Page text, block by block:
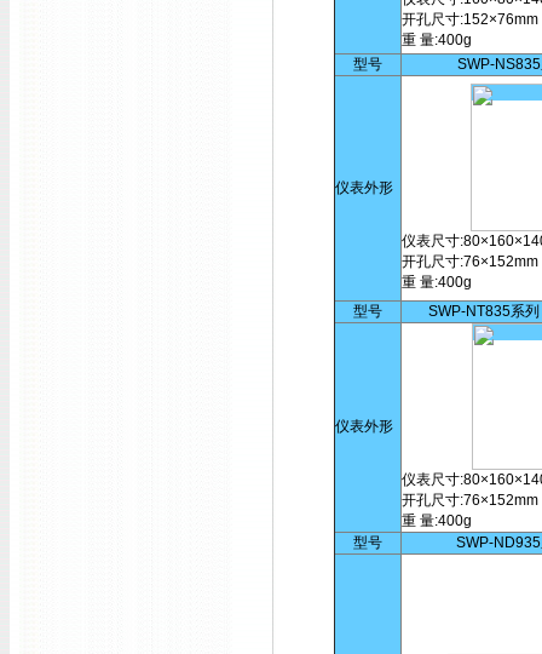
开孔尺寸:152×76mm
重 量:400g
型号
SWP-
仪表外形
仪表尺寸
开孔尺寸:76×152mm
重 量:400g
型号
SWP-NT835系
仪表外形
仪表尺寸
开孔尺寸:76×152mm
重 量:400g
型号
SWP-